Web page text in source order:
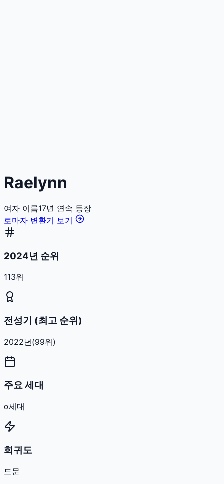
Raelynn
여자 이름17년 연속 등장
로마자 변환기 보기
2024년 순위
113위
전성기 (최고 순위)
2022년(99위)
주요 세대
α세대
희귀도
드문